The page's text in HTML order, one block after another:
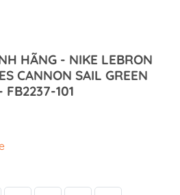
HÃNG - NIKE LEBRON
CANNON SAIL GREEN
FB2237-101